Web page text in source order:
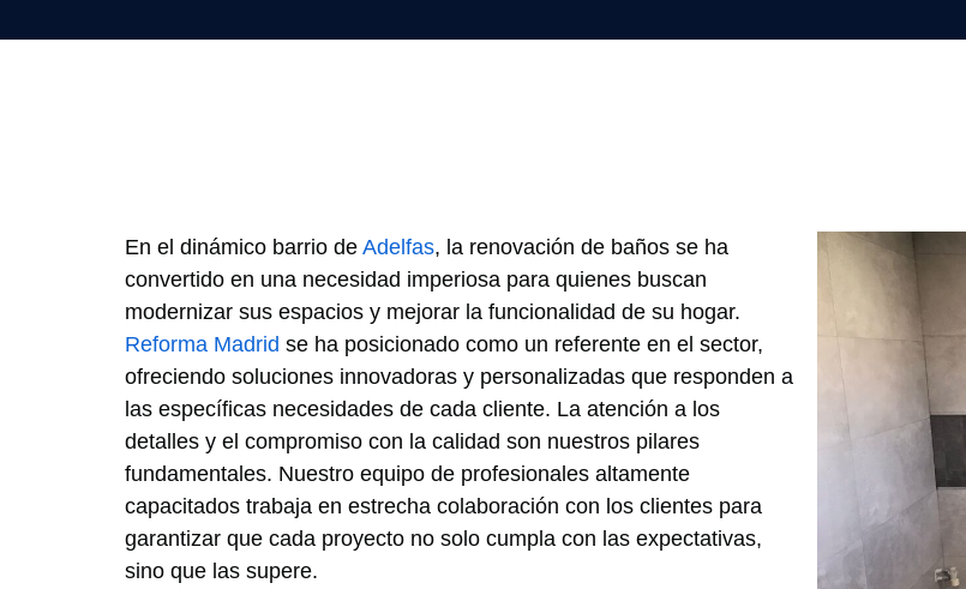
En el dinámico barrio de Adelfas, la renovación de baños se ha
convertido en una necesidad imperiosa para quienes buscan
modernizar sus espacios y mejorar la funcionalidad de su hogar.
Reforma Madrid se ha posicionado como un referente en el sector,
ofreciendo soluciones innovadoras y personalizadas que responden a
las específicas necesidades de cada cliente. La atención a los
detalles y el compromiso con la calidad son nuestros pilares
fundamentales. Nuestro equipo de profesionales altamente
capacitados trabaja en estrecha colaboración con los clientes para
garantizar que cada proyecto no solo cumpla con las expectativas,
sino que las supere.